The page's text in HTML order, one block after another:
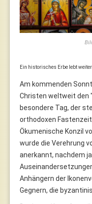
Ein historisches Erbe lebt weiter
Am kommenden
Christen weltweit den
besondere Tag, der
orthodoxen
Ökumenische Konzil
wurde die Verehrung
anerkannt, nachdem
Anhängern der
Gegnern, die